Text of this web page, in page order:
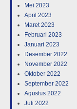
Mei 2023
April 2023
Maret 2023
Februari 2023
Januari 2023
Desember 2022
November 2022
Oktober 2022
September 2022
Agustus 2022
Juli 2022